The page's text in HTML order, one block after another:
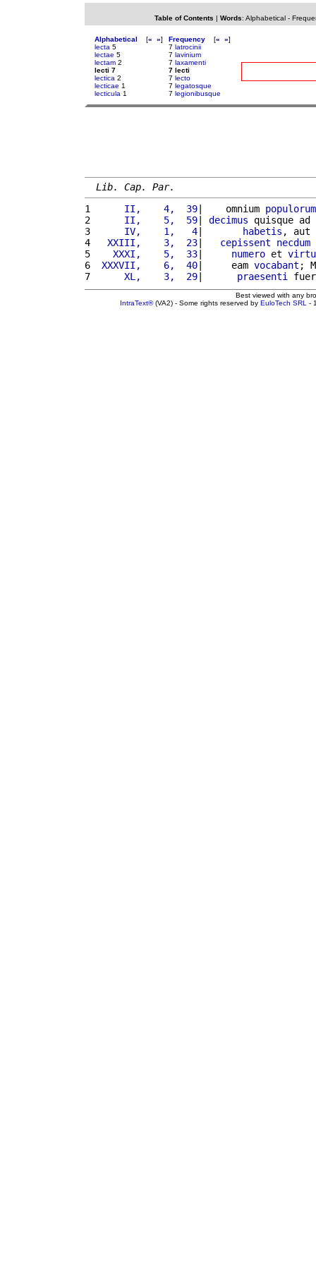
Table of Contents | Words: Alphabetical-
Alphabetical [« »]
lecta 5
lectae 5
lectam 2
lecti 7
lectica 2
lecticae 1
lecticula 1
Frequency [« »]
7 latrocinii
7 lavinium
7 laxamenti
7 lecti
7 lecto
7 legatosque
7 legionibusque
Lib. Cap. Par.
1
     II,    4,  39
|    omnium populorum
2
     II,    5,  59
| decimus quisque ad
3
     IV,    1,   4
| habetis , aut
4
  XXIII,    3,  23
| cepissent
necdum
5
   XXXI,    5,  33
| numero et
6
XXXVII,    6,  40|     eam vocabant ;
7
     XL,    3,  29
| praesenti
Best viewed with any
IntraText®(VA2) - Some rights reserved by EuloTech SRL -